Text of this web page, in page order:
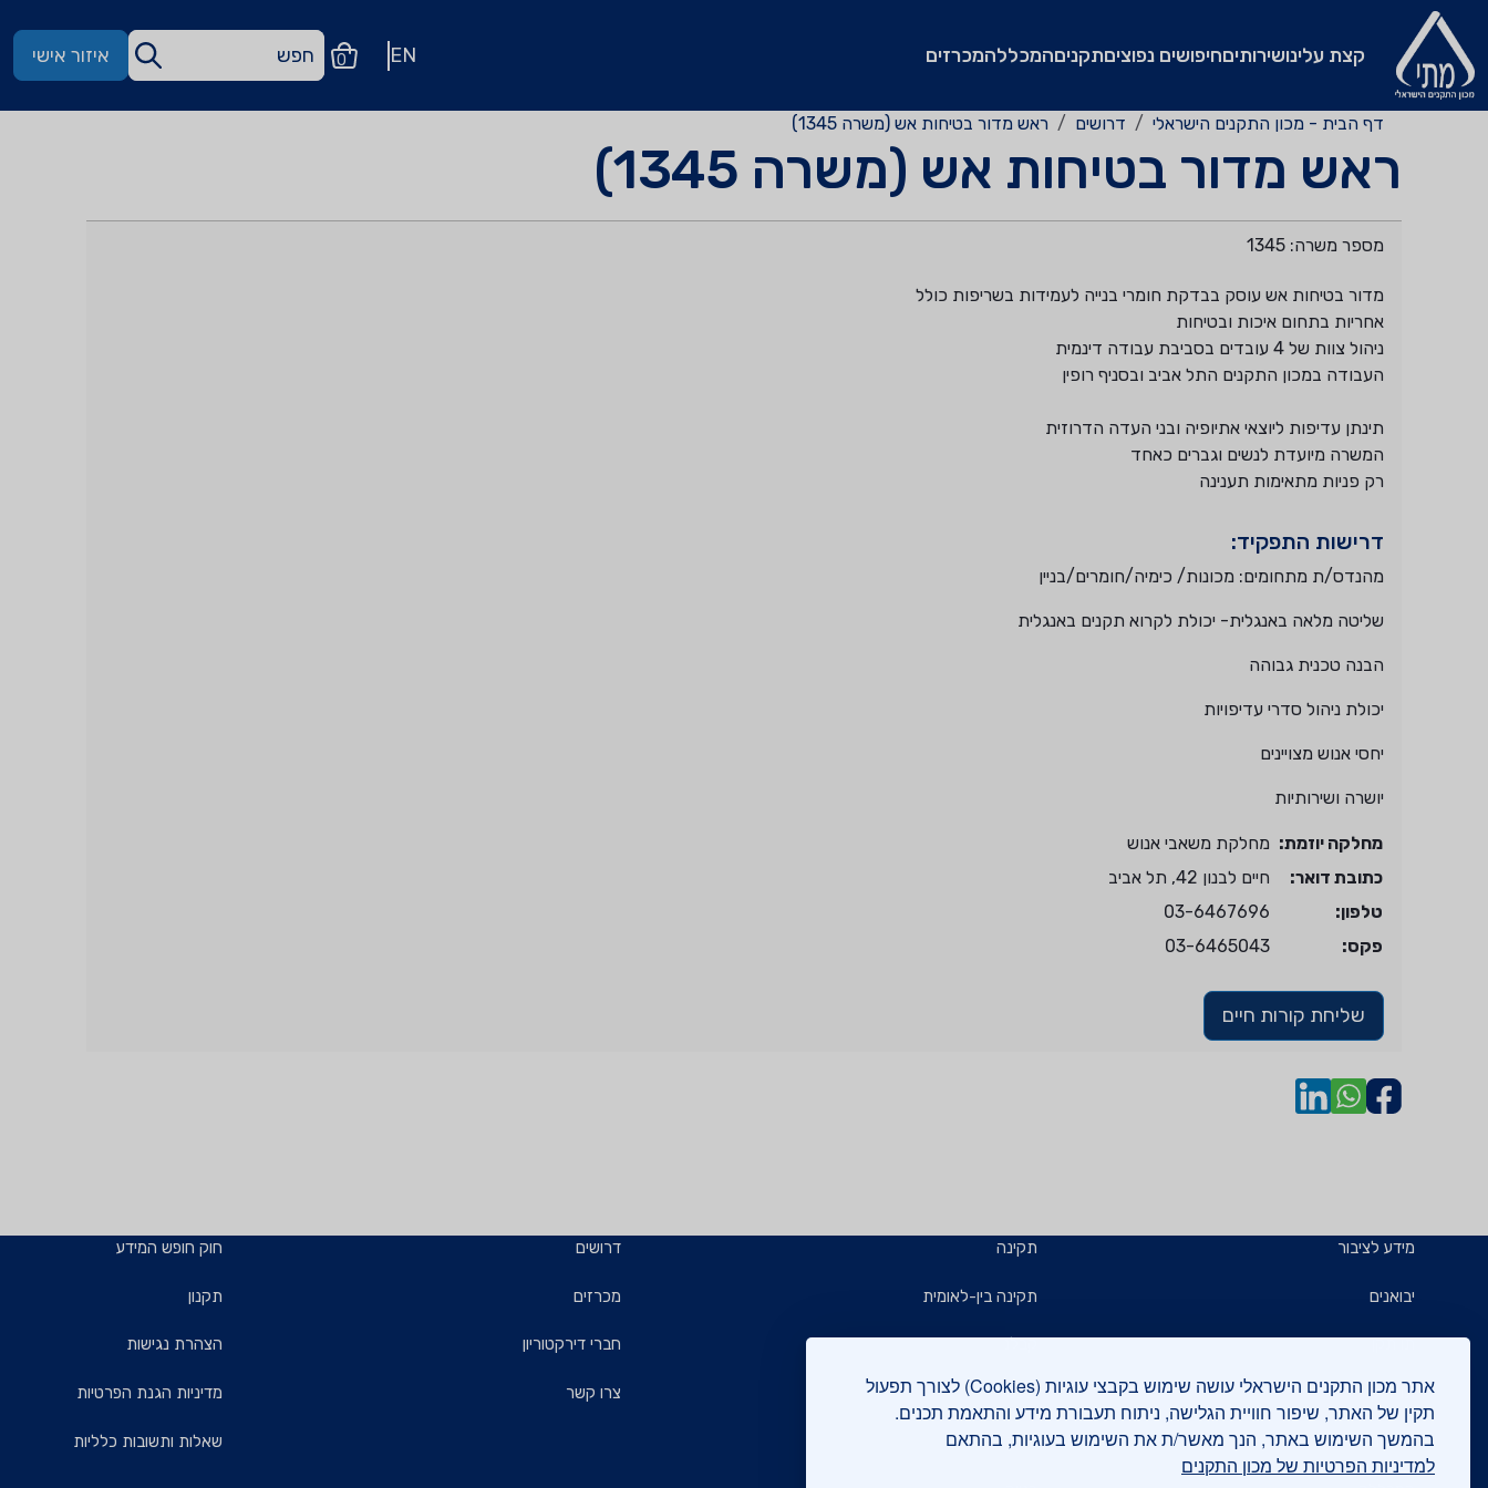
אתר מכון התקנים הישראלי עושה שימוש בקבצי עוגיות (Cookies) לצורך תפעול
תקין של האתר, שיפור חוויית הגלישה, ניתוח תעבורת מידע והתאמת תכנים.
בהמשך השימוש באתר, הנך מאשר/ת את השימוש בעוגיות, בהתאם
למדיניות הפרטיות של מכון התקנים
קצת עלינושירותיםחיפושים נפוציםתקניםהמכללהמכרזים EN
0 איזור אישי
דף הבית - מכון התקנים הישראלי דרושים ראש מדור בטיחות אש (משרה 1345)
ראש מדור בטיחות אש (משרה 1345)
מספר משרה: 1345
מדור בטיחות אש עוסק בבדקת חומרי בנייה לעמידות בשריפות כולל
רק פניות מתאימות תענינה
דרישות התפקיד:
מהנדס/ת מתחומים: מכונות/ כימיה/חומרים/בניין
שליטה מלאה באנגלית- יכולת לקרוא תקנים באנגלית
הבנה טכנית גבוהה
יכולת ניהול סדרי עדיפויות
יחסי אנוש מצויינים
יושרה ושירותיות
מחלקה יוזמת: מחלקת משאבי אנוש
כתובת דואר:
חיים לבנון 42, תל אביב
טלפון:
03-6467696
פקס:
03-​6465043
שליחת קורות חיים
מידע לציבור
יבואנים
תו תקן
תו ירוק
יצואנים
תקינה
תקינה בין-לאומית
קבלנים ויזמים
תעשיינים
בדיקות
דרושים
מכרזים
חברי דירקטוריון
צרו קשר
חוק חופש המידע
תקנון
הצהרת נגישות
מדיניות הגנת הפרטיות
שאלות ותשובות כלליות